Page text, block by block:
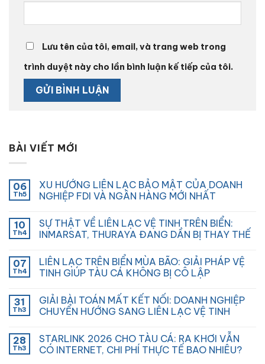
Lưu tên của tôi, email, và trang web trong
trình duyệt này cho lần bình luận kế tiếp của tôi.
BÀI VIẾT MỚI
06
Th5
XU HƯỚNG LIÊN LẠC BẢO MẬT CỦA DOANH
NGHIỆP FDI VÀ NGÂN HÀNG MỚI NHẤT
10
Th4
SỰ THẬT VỀ LIÊN LẠC VỆ TINH TRÊN BIỂN:
INMARSAT, THURAYA ĐANG DẦN BỊ THAY THẾ
07
Th4
LIÊN LẠC TRÊN BIỂN MÙA BÃO: GIẢI PHÁP VỆ
TINH GIÚP TÀU CÁ KHÔNG BỊ CÔ LẬP
31
Th3
GIẢI BÀI TOÁN MẤT KẾT NỐI: DOANH NGHIỆP
CHUYỂN HƯỚNG SANG LIÊN LẠC VỆ TINH
28
Th3
STARLINK 2026 CHO TÀU CÁ: RA KHƠI VẪN
CÓ INTERNET, CHI PHÍ THỰC TẾ BAO NHIÊU?